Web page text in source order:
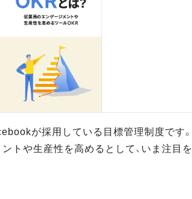
が採用している目標管理制度です。
トや生産性を高めるとして、いま注目を